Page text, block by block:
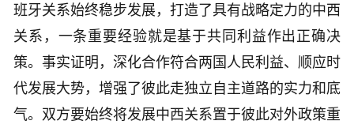
班牙关系始终稳步发展，打造了具有战略定力的中西
关系，一条重要经验就是基于共同利益作出正确决
策。事实证明，深化合作符合两国人民利益、顺应时
代发展大势，增强了彼此走独立自主道路的实力和底
气。双方要始终将发展中西关系置于彼此对外政策重